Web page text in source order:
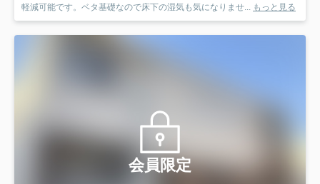
軽減可能です。ベタ基礎なので床下の湿気も気になりませ...
もっと見る
会員限定